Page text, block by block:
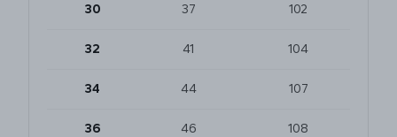
30 37 102
32 41 104
34 44 107
36 46 108